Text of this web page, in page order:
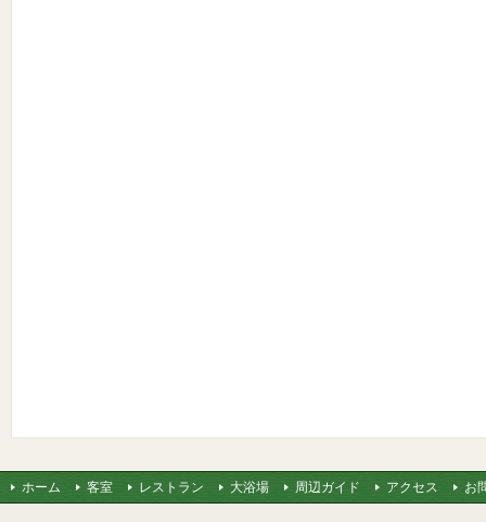
ホーム 客室 レストラン 大浴場 周辺ガイド アクセス お